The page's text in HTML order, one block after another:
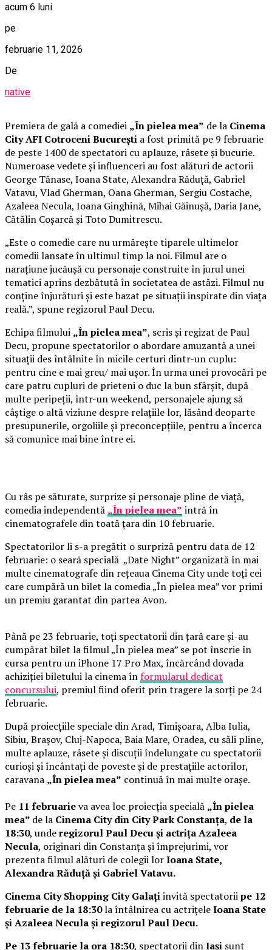
acum 6 luni
pe
februarie 11, 2026
De
native
Premiera de gală a comediei „În pielea mea” de la Cinema
City AFI Cotroceni București a fost primită pe 9 februarie
de peste 1400 de spectatori cu aplauze, râsete și bucurie.
Numeroase vedete și influenceri au fost alături de actorii
George Tănase, Ioana State, Alexandra Răduță, Gabriel
Vatavu, Vlad Gherman, Oana Gherman, Sergiu Costache,
Azaleea Necula, Ioana Ginghină, Mihai Găinușă, Daria Jane,
Cătălin Coșarcă și Toto Dumitrescu.
„Este o comedie care nu urmărește tiparele ultimelor
comedii lansate în ultimul timp la noi. Filmul are o
narațiune jucăușă cu personaje construite în jurul unei
tematici aprins dezbătută în societatea de astăzi. Filmul nu
conține înjurături și este bazat pe situații inspirate din viața
reală.”, spune regizorul Paul Decu.
Echipa filmului „În pielea mea”, scris și regizat de Paul
Decu, propune spectatorilor o abordare amuzantă a unei
situații des întâlnite în micile certuri dintr-un cuplu:
pentru cine e mai greu/ mai ușor. În urma unei provocări pe
care patru cupluri de prieteni o duc la bun sfârșit, după
multe peripeții, într-un weekend, personajele ajung să
câștige o altă viziune despre relațiile lor, lăsând deoparte
presupunerile, orgoliile și preconcepțiile, pentru a încerca
să comunice mai bine între ei.
Cu râs pe săturate, surprize și personaje pline de viață,
comedia independentă „În pielea mea” intră în
cinematografele din toată țara din 10 februarie.
Spectatorilor li s-a pregătit o surpriză pentru data de 12
februarie: o seară specială „Date Night” organizată în mai
multe cinematografe din rețeaua Cinema City unde toți cei
care cumpără un bilet la comedia „În pielea mea” vor primi
un premiu garantat din partea Avon.
Până pe 23 februarie, toți spectatorii din țară care și-au
cumpărat bilet la filmul „În pielea mea” se pot înscrie în
cursa pentru un iPhone 17 Pro Max, încărcând dovada
achiziției biletului la cinema înformularul dedicat
concursului, premiul fiind oferit prin tragere la sorți pe 24
februarie.
După proiecțiile speciale din Arad, Timișoara, Alba Iulia,
Sibiu, Brașov, Cluj-Napoca, Baia Mare, Oradea, cu săli pline,
multe aplauze, râsete și discuții îndelungate cu spectatorii
curioși și încântați de poveste și de prestațiile actorilor,
caravana „În pielea mea” continuă în mai multe orașe.
Pe 11 februarieva avea loc proiecția specială „În pielea
mea” de la Cinema City din City Park Constanța, de la
18:30, underegizorul Paul Decu și actrița Azaleea
Necula, originari din Constanța și împrejurimi, vor
prezenta filmul alături de colegii lorIoana State,
Alexandra Răduță și Gabriel Vatavu.
Cinema City Shopping City Galațiinvită spectatoriipe 12
februarie de la 18:30la întâlnirea cu actrițeleIoana State
și Azaleea Necula și regizorul Paul Decu.
Pe 13 februarie la ora 18:30, spectatorii dinIași sunt